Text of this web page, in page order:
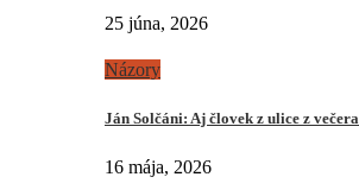
25 júna, 2026
Názory
Ján Solčáni: Aj človek z ulice z
16 mája, 2026